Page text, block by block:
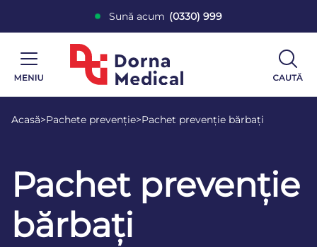
Sună acum (0330) 999
Acasă>Pachete prevenție>Pachet prevenție bărbați
Pachet prevenție
bărbați